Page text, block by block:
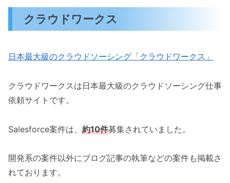
クラウドワークス
日本最大級のクラウドソーシング「クラウドワークス」
クラウドワークスは日本最大級のクラウドソーシング仕事
依頼サイトです。
Salesforce案件は、 約10件募集されていました。
開発系の案件以外にブログ記事の執筆などの案件も掲載さ
れております。